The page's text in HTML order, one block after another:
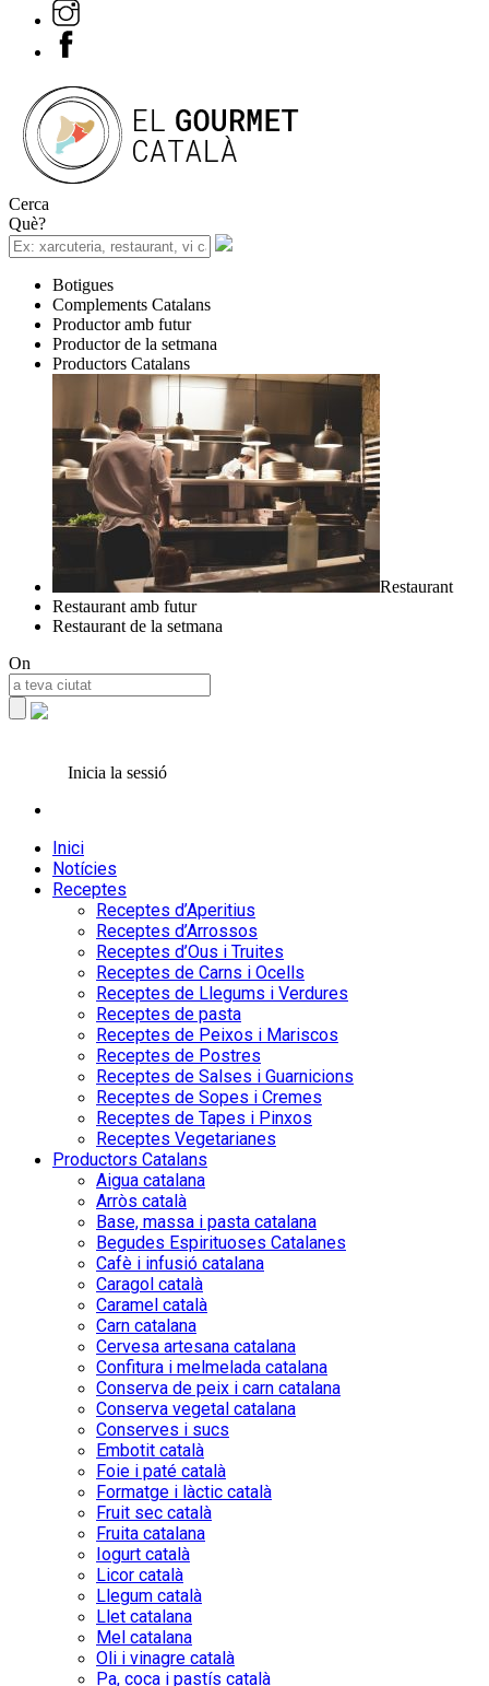
Cerca
Què?
Botigues
Complements Catalans
Productor amb futur
Productor de la setmana
Productors Catalans
Restaurant
Restaurant amb futur
Restaurant de la setmana
On
Inicia la sessió
Inici
Notícies
Receptes
Receptes d’Aperitius
Receptes d’Arrossos
Receptes d’Ous i Truites
Receptes de Carns i Ocells
Receptes de Llegums i Verdures
Receptes de pasta
Receptes de Peixos i Mariscos
Receptes de Postres
Receptes de Salses i Guarnicions
Receptes de Sopes i Cremes
Receptes de Tapes i Pinxos
Receptes Vegetarianes
Productors Catalans
Aigua catalana
Arròs català
Base, massa i pasta catalana
Begudes Espirituoses Catalanes
Cafè i infusió catalana
Caragol català
Caramel català
Carn catalana
Cervesa artesana catalana
Confitura i melmelada catalana
Conserva de peix i carn catalana
Conserva vegetal catalana
Conserves i sucs
Embotit català
Foie i paté català
Formatge i làctic català
Fruit sec català
Fruita catalana
Iogurt català
Licor català
Llegum català
Llet catalana
Mel catalana
Oli i vinagre català
Pa, coca i pastís català